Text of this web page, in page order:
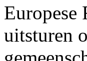
Europese
uitsturen